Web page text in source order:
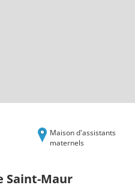
Maison d'assistants
maternels
Saint-Maur